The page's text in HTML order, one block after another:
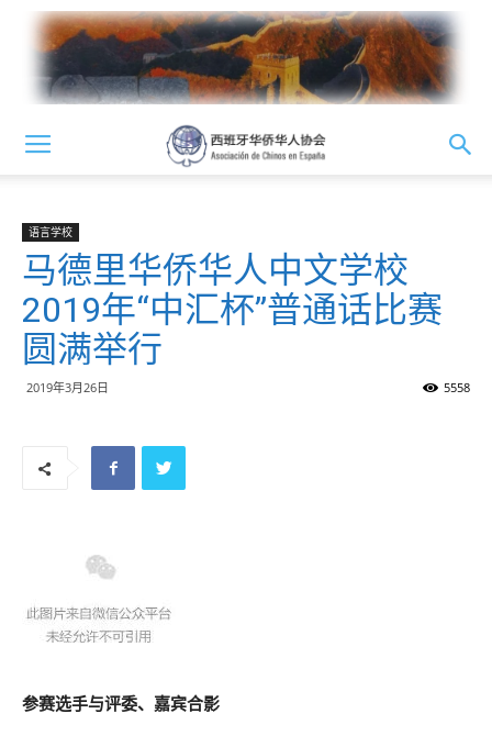
语言学校
马德里华侨华人中文学校
2019年“中汇杯”普通话比赛
圆满举行
2019年3月26日 5558
参赛选手与评委、嘉宾合影